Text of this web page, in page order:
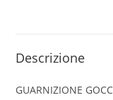
Descrizione
GUARNIZIONE